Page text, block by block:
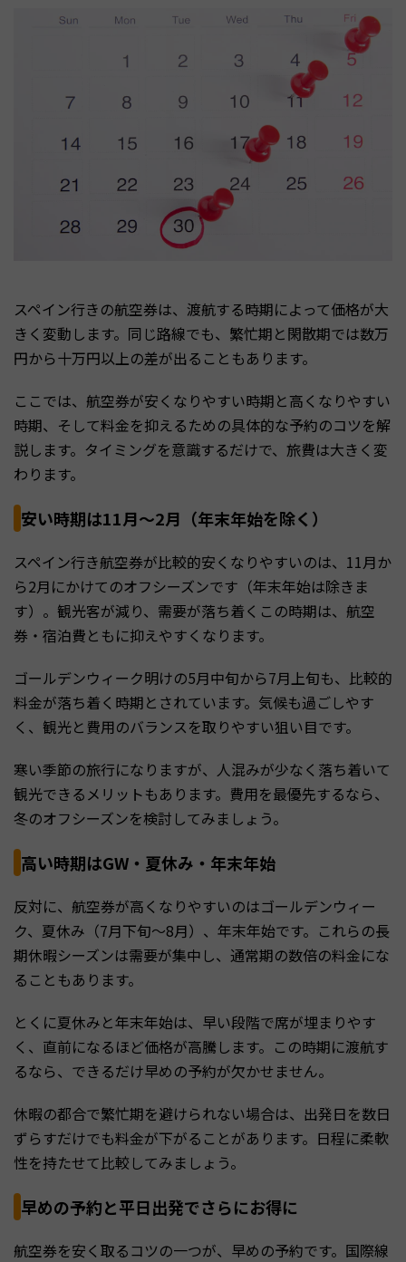
スペイン行きの航空券は、渡航する時期によって価格が大
きく変動します。同じ路線でも、繁忙期と閑散期では数万
円から十万円以上の差が出ることもあります。
ここでは、航空券が安くなりやすい時期と高くなりやすい
時期、そして料金を抑えるための具体的な予約のコツを解
説します。タイミングを意識するだけで、旅費は大きく変
わります。
安い時期は11月〜2月（年末年始を除く）
スペイン行き航空券が比較的安くなりやすいのは、11月か
ら2月にかけてのオフシーズンです（年末年始は除きま
す）。観光客が減り、需要が落ち着くこの時期は、航空
券・宿泊費ともに抑えやすくなります。
ゴールデンウィーク明けの5月中旬から7月上旬も、比較的
料金が落ち着く時期とされています。気候も過ごしやす
く、観光と費用のバランスを取りやすい狙い目です。
寒い季節の旅行になりますが、人混みが少なく落ち着いて
観光できるメリットもあります。費用を最優先するなら、
冬のオフシーズンを検討してみましょう。
高い時期はGW・夏休み・年末年始
反対に、航空券が高くなりやすいのはゴールデンウィー
ク、夏休み（7月下旬〜8月）、年末年始です。これらの長
期休暇シーズンは需要が集中し、通常期の数倍の料金にな
ることもあります。
とくに夏休みと年末年始は、早い段階で席が埋まりやす
く、直前になるほど価格が高騰します。この時期に渡航す
るなら、できるだけ早めの予約が欠かせません。
休暇の都合で繁忙期を避けられない場合は、出発日を数日
ずらすだけでも料金が下がることがあります。日程に柔軟
性を持たせて比較してみましょう。
早めの予約と平日出発でさらにお得に
航空券を安く取るコツの一つが、早めの予約です。国際線